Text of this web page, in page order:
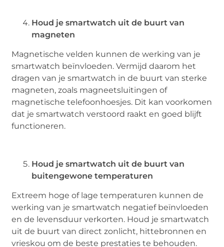
Houd je smartwatch uit de buurt van
magneten
Magnetische velden kunnen de werking van je
smartwatch beïnvloeden. Vermijd daarom het
dragen van je smartwatch in de buurt van sterke
magneten, zoals magneetsluitingen of
magnetische telefoonhoesjes. Dit kan voorkomen
dat je smartwatch verstoord raakt en goed blijft
functioneren.
Houd je smartwatch uit de buurt van
buitengewone temperaturen
Extreem hoge of lage temperaturen kunnen de
werking van je smartwatch negatief beïnvloeden
en de levensduur verkorten. Houd je smartwatch
uit de buurt van direct zonlicht, hittebronnen en
vrieskou om de beste prestaties te behouden.